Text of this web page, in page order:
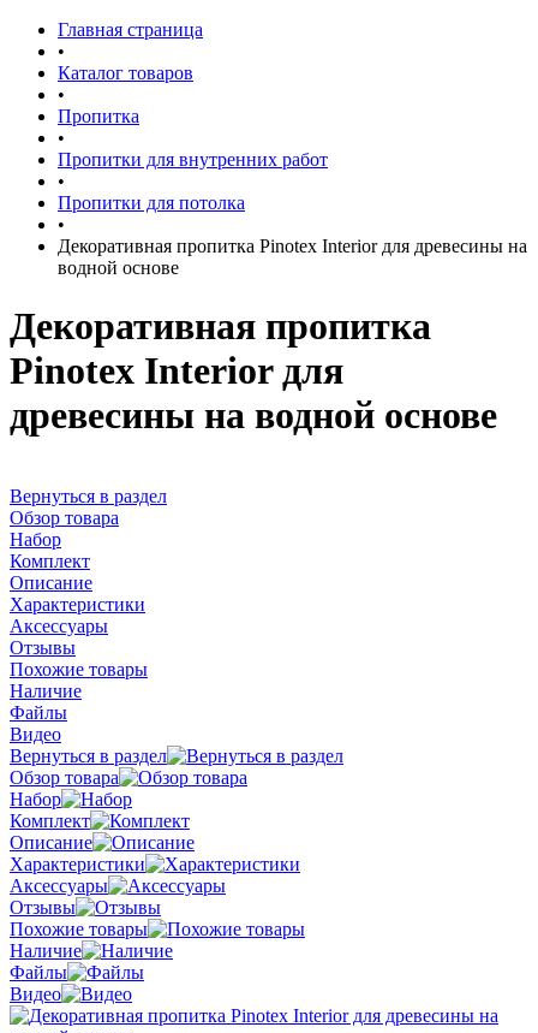
Главная страница
•
Каталог товаров
•
Пропитка
•
Пропитки для внутренних работ
•
Пропитки для потолка
•
Декоративная пропитка Pinotex Interior для древесины на
водной основе
Декоративная пропитка
Pinotex Interior для
древесины на водной основе
Вернуться в раздел
Обзор товара
Набор
Комплект
Описание
Характеристики
Аксессуары
Отзывы
Похожие товары
Наличие
Файлы
Видео
Вернуться в раздел
Обзор товара
Набор
Комплект
Описание
Характеристики
Аксессуары
Отзывы
Похожие товары
Наличие
Файлы
Видео